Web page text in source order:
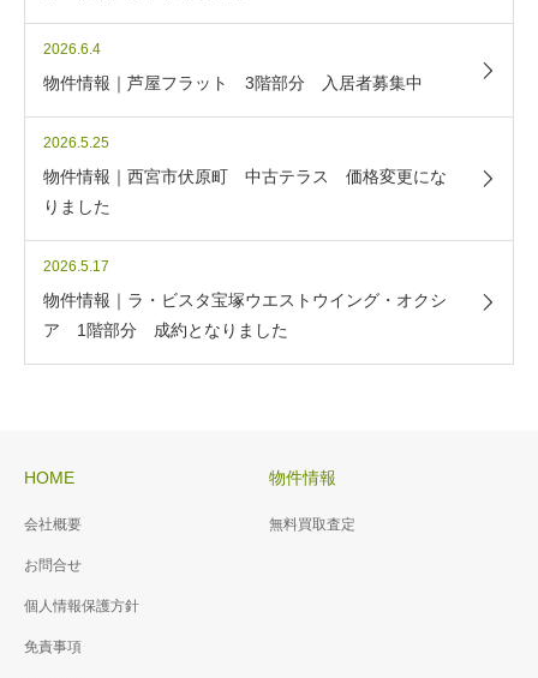
2026.6.4
物件情報｜芦屋フラット 3階部分 入居者募集中
2026.5.25
物件情報｜西宮市伏原町 中古テラス 価格変更にな
りました
2026.5.17
物件情報｜ラ・ビスタ宝塚ウエストウイング・オクシ
ア 1階部分 成約となりました
HOME
会社概要
お問合せ
個人情報保護方針
免責事項
物件情報
無料買取査定